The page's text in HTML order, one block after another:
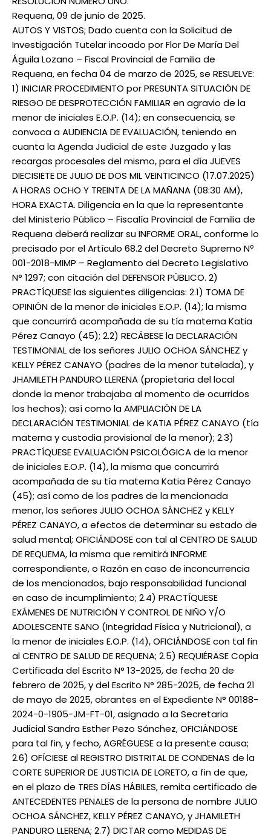
Requena, 09 de junio de 2025.
AUTOS Y VISTOS; Dado cuenta con la Solicitud de
Investigación Tutelar incoado por Flor De María Del
Águila Lozano – Fiscal Provincial de Familia de
Requena, en fecha 04 de marzo de 2025, se RESUELVE:
1) INICIAR PROCEDIMIENTO por PRESUNTA SITUACIÓN DE
RIESGO DE DESPROTECCIÓN FAMILIAR en agravio de la
menor de iniciales E.O.P. (14); en consecuencia, se
convoca a AUDIENCIA DE EVALUACIÓN, teniendo en
cuanta la Agenda Judicial de este Juzgado y las
recargas procesales del mismo, para el día JUEVES
DIECISIETE DE JULIO DE DOS MIL VEINTICINCO (17.07.2025)
A HORAS OCHO Y TREINTA DE LA MAÑANA (08:30 AM),
HORA EXACTA. Diligencia en la que la representante
del Ministerio Público – Fiscalía Provincial de Familia de
Requena deberá realizar su INFORME ORAL, conforme lo
precisado por el Artículo 68.2 del Decreto Supremo Nº
001-2018-MIMP – Reglamento del Decreto Legislativo
N° 1297; con citación del DEFENSOR PÚBLICO. 2)
PRACTÍQUESE las siguientes diligencias: 2.1) TOMA DE
OPINIÓN de la menor de iniciales E.O.P. (14); la misma
que concurrirá acompañada de su tía materna Katia
Pérez Canayo (45); 2.2) RECÁBESE la DECLARACIÓN
TESTIMONIAL de los señores JULIO OCHOA SÁNCHEZ y
KELLY PÉREZ CANAYO (padres de la menor tutelada), y
JHAMILETH PANDURO LLERENA (propietaria del local
donde la menor trabajaba al momento de ocurridos
los hechos); así como la AMPLIACIÓN DE LA
DECLARACIÓN TESTIMONIAL de KATIA PÉREZ CANAYO (tía
materna y custodia provisional de la menor); 2.3)
PRACTÍQUESE EVALUACIÓN PSICOLÓGICA de la menor
de iniciales E.O.P. (14), la misma que concurrirá
acompañada de su tía materna Katia Pérez Canayo
(45); así como de los padres de la mencionada
menor, los señores JULIO OCHOA SÁNCHEZ y KELLY
PÉREZ CANAYO, a efectos de determinar su estado de
salud mental; OFICIÁNDOSE con tal al CENTRO DE SALUD
DE REQUEMA, la misma que remitirá INFORME
correspondiente, o Razón en caso de inconcurrencia
de los mencionados, bajo responsabilidad funcional
en caso de incumplimiento; 2.4) PRACTÍQUESE
EXÁMENES DE NUTRICIÓN Y CONTROL DE NIÑO Y/O
ADOLESCENTE SANO (Integridad Física y Nutricional), a
la menor de iniciales E.O.P. (14), OFICIÁNDOSE con tal fin
al CENTRO DE SALUD DE REQUENA; 2.5) REQUIÉRASE Copia
Certificada del Escrito N° 13-2025, de fecha 20 de
febrero de 2025, y del Escrito N° 285-2025, de fecha 21
de mayo de 2025, obrantes en el Expediente N° 00188-
2024-0-1905-JM-FT-01, asignado a la Secretaria
Judicial Sandra Esther Pezo Sánchez, OFICIÁNDOSE
para tal fin, y fecho, AGRÉGUESE a la presente causa;
2.6) OFÍCIESE al REGISTRO DISTRITAL DE CONDENAS de la
CORTE SUPERIOR DE JUSTICIA DE LORETO, a fin de que,
en el plazo de TRES DÍAS HÁBILES, remita certificado de
ANTECEDENTES PENALES de la persona de nombre JULIO
OCHOA SÁNCHEZ, KELLY PÉREZ CANAYO, y JHAMILETH
PANDURO LLERENA; 2.7) DICTAR como MEDIDAS DE